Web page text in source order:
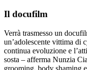
Il docufilm
Verrà trasmesso un
un’adolescente vittima di
continua evoluzione e
sosta – afferma Nunzia
grooming, body shaming